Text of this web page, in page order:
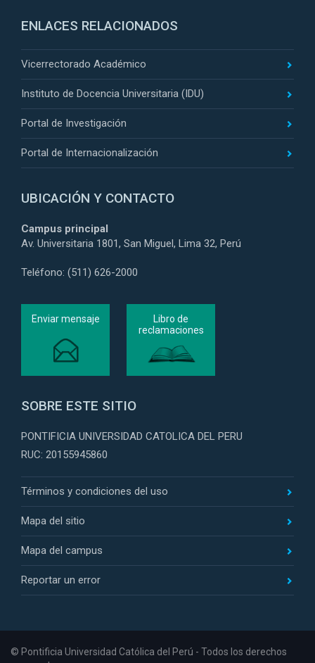
ENLACES RELACIONADOS
Vicerrectorado Académico
Instituto de Docencia Universitaria (IDU)
Portal de Investigación
Portal de Internacionalización
UBICACIÓN Y CONTACTO
Campus principal
Av. Universitaria 1801, San Miguel, Lima 32, Perú
Teléfono: (511) 626-2000
Enviar mensaje
Libro de
reclamaciones
SOBRE ESTE SITIO
PONTIFICIA UNIVERSIDAD CATOLICA DEL PERU
RUC: 20155945860
Términos y condiciones del uso
Mapa del sitio
Mapa del campus
Reportar un error
© Pontificia Universidad Católica del Perú - Todos los derechos